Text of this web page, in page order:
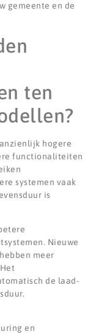
gemeente en de
ten
hogere
functionaliteiten
systemen vaak
is
Nieuwe
meer
de laad-
en